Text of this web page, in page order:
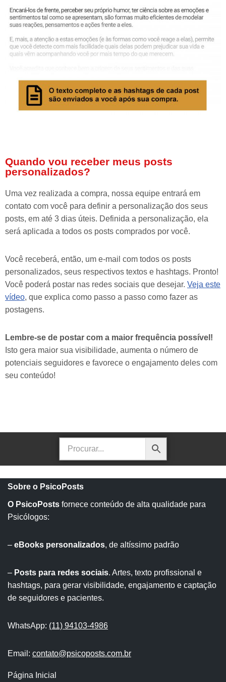
Quando vou receber meus posts
personalizados?
Uma vez realizada a compra, nossa equipe entrará em
contato com você para definir a personalização dos seus
posts, em até 3 dias úteis. Definida a personalização, ela
será aplicada a todos os posts comprados por você.
Você receberá, então, um e-mail com todos os posts
personalizados, seus respectivos textos e hashtags. Pronto!
Você poderá postar nas redes sociais que desejar. Veja este
vídeo, que explica como passo a passo como fazer as
postagens.
Lembre-se de postar com a maior frequência possível!
Isto gera maior sua visibilidade, aumenta o número de
potenciais seguidores e favorece o engajamento deles com
seu conteúdo!
Sobre o PsicoPosts
O PsicoPosts fornece conteúdo de alta qualidade para
Psicólogos:
– eBooks personalizados, de altíssimo padrão
– Posts para redes sociais. Artes, texto profissional e
hashtags, para gerar visibilidade, engajamento e captação
de seguidores e pacientes.
WhatsApp: (11) 94103-4986
Email: contato@psicoposts.com.br
Página Inicial